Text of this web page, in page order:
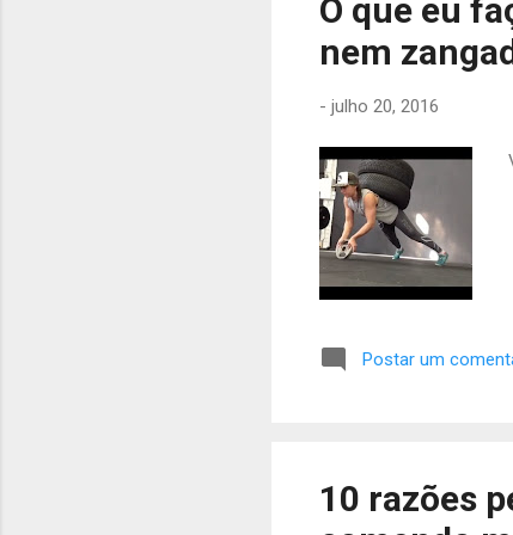
O que eu
nem
- julho 20, 2016
Postar um
10 razões